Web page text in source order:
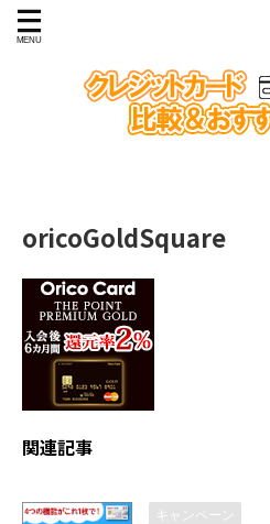
oricoGoldSquare
関連記事
キャンペーン